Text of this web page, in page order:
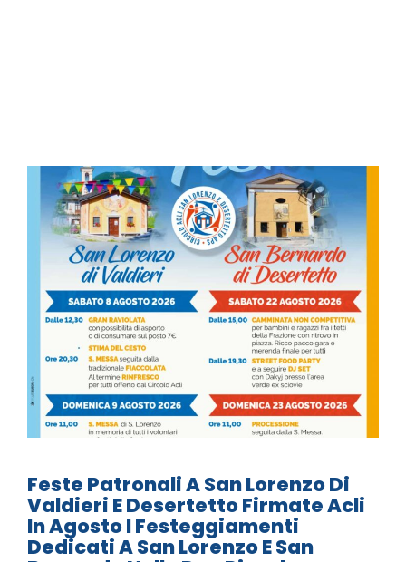
Feste Patronali A San Lorenzo Di
Valdieri E Desertetto Firmate Acli
In Agosto I Festeggiamenti
Dedicati A San Lorenzo E San